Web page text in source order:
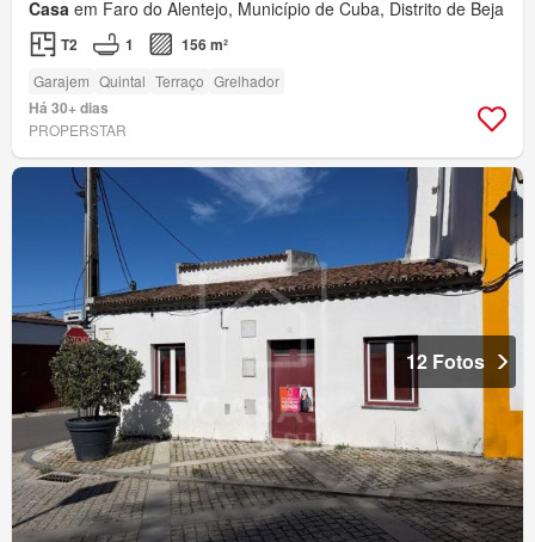
Casa em Faro do Alentejo, Município de Cuba, Distrito de Beja
T2 1 156 m²
Garajem Quintal Terraço Grelhador
Há 30+ dias
PROPERSTAR
12 Fotos